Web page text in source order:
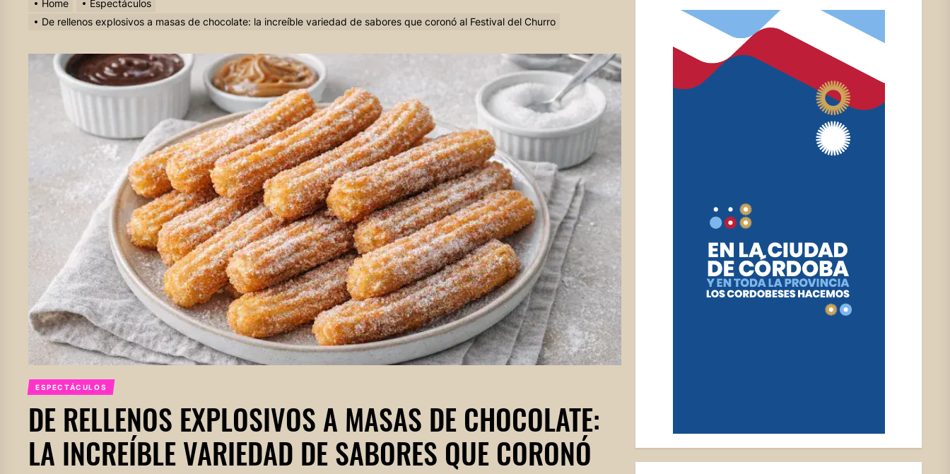
Home
Espectáculos
De rellenos explosivos a masas de chocolate: la increíble variedad de sabores que coronó al Festival del Churro
ESPECTÁCULOS
DE RELLENOS EXPLOSIVOS A MASAS DE CHOCOLATE:
LA INCREÍBLE VARIEDAD DE SABORES QUE CORONÓ